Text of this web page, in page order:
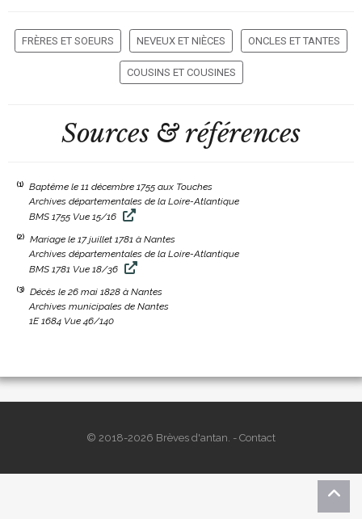
FRÈRES ET SOEURS NEVEUX ET NIÈCES ONCLES ET TANTES
COUSINS ET COUSINES
Sources & références
(1)
Baptême le 11 décembre 1755 aux Touches
Archives départementales de la Loire-Atlantique
BMS 1755 Vue 15/16
(2)
Mariage le 17 juillet 1781 à Nantes
Archives départementales de la Loire-Atlantique
BMS 1781 Vue 18/36
(3)
Décès le 26 mai 1828 à Nantes
Archives municipales de Nantes
1E 1684 Vue 46/140
© 2018-2026 Brèves d'antan. - Contact